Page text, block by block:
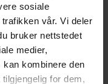
sosiale
vår. Vi deler
bruker nettstedet
medier,
kombinere den
for dem,